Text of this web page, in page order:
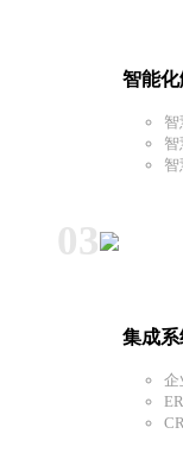
智能
03
集成
企